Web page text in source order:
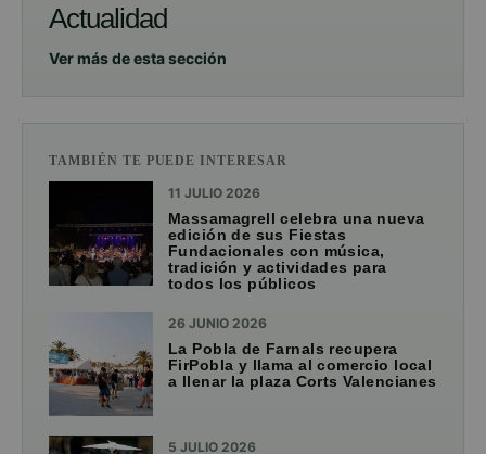
Actualidad
Ver más de esta sección
TAMBIÉN TE PUEDE INTERESAR
11 JULIO 2026
Massamagrell celebra una nueva
edición de sus Fiestas
Fundacionales con música,
tradición y actividades para
todos los públicos
26 JUNIO 2026
La Pobla de Farnals recupera
FirPobla y llama al comercio local
a llenar la plaza Corts Valencianes
5 JULIO 2026